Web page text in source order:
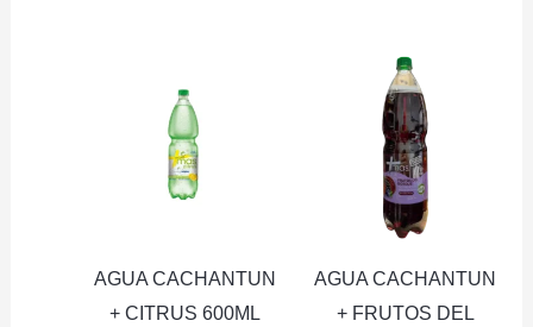
AGUA CACHANTUN
+ CITRUS 600ML
AGUA CACHANTUN
+ FRUTOS DEL